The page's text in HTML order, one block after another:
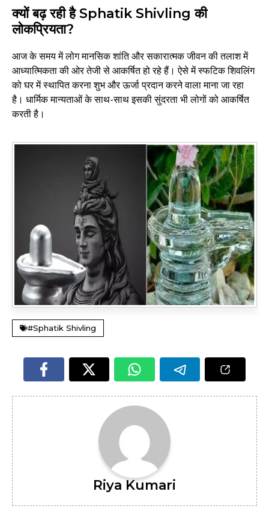
क्यों बढ़ रही है Sphatik Shivling की
लोकप्रियता?
आज के समय में लोग मानसिक शांति और सकारात्मक जीवन की तलाश में
आध्यात्मिकता की ओर तेजी से आकर्षित हो रहे हैं। ऐसे में स्फटिक शिवलिंग
को घर में स्थापित करना शुभ और ऊर्जा प्रदान करने वाला माना जा रहा
है। धार्मिक मान्यताओं के साथ-साथ इसकी सुंदरता भी लोगों को आकर्षित
करती है।
#Sphatik Shivling
Riya Kumari